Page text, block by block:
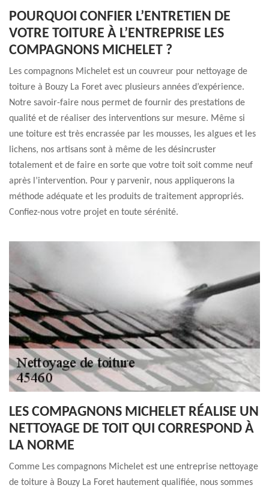
POURQUOI CONFIER L’ENTRETIEN DE
VOTRE TOITURE À L’ENTREPRISE LES
COMPAGNONS MICHELET ?
Les compagnons Michelet est un couvreur pour nettoyage de
toiture à Bouzy La Foret avec plusieurs années d’expérience.
Notre savoir-faire nous permet de fournir des prestations de
qualité et de réaliser des interventions sur mesure. Même si
une toiture est très encrassée par les mousses, les algues et les
lichens, nos artisans sont à même de les désincruster
totalement et de faire en sorte que votre toit soit comme neuf
après l’intervention. Pour y parvenir, nous appliquerons la
méthode adéquate et les produits de traitement appropriés.
Confiez-nous votre projet en toute sérénité.
LES COMPAGNONS MICHELET RÉALISE UN
NETTOYAGE DE TOIT QUI CORRESPOND À
LA NORME
Comme Les compagnons Michelet est une entreprise nettoyage
de toiture à Bouzy La Foret hautement qualifiée, nous sommes